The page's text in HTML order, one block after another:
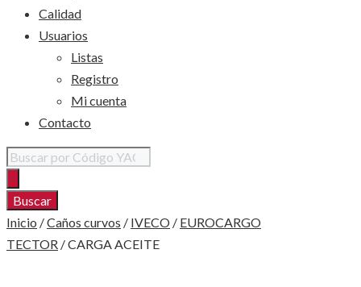
Calidad
Usuarios
Listas
Registro
Mi cuenta
Contacto
Búsqueda
productos
Buscar
Inicio /Caños curvos / IVECO / EUROCARGO
TECTOR / CARGA ACEITE